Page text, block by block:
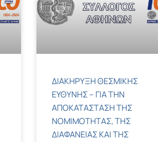
ΔΙΑΚΗΡΥΞΗ ΘΕΣΜΙΚΗΣ
ΕΥΘΥΝΗΣ – ΓΙΑ ΤΗΝ
ΑΠΟΚΑΤΑΣΤΑΣΗ ΤΗΣ
ΝΟΜΙΜΟΤΗΤΑΣ, ΤΗΣ
ΔΙΑΦΑΝΕΙΑΣ ΚΑΙ ΤΗΣ